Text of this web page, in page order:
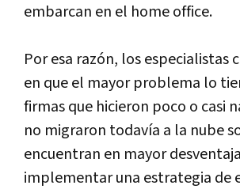
embarcan en el home office.
Por esa razón, los especialistas
en que el mayor problema lo
firmas que hicieron poco o casi
no migraron todavía a la nube
encuentran en mayor
implementar una estrategia de